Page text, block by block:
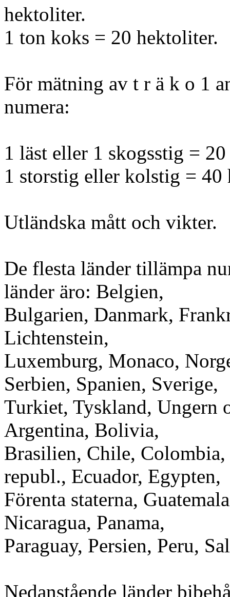
hektoliter.
1 ton koks = 20 hektoliter.
För mätning av t r ä k o 1
numera:
1 läst eller 1 skogsstig =
1 storstig eller kolstig = 40
Utländska mått och vikter.
De flesta länder tillämpa
länder äro: Belgien,
Bulgarien, Danmark,
Lichtenstein,
Luxemburg, Monaco,
Serbien, Spanien, Sverige,
Turkiet, Tyskland, Ungern
Argentina, Bolivia,
Brasilien, Chile,
republ., Ecuador, Egypten,
Förenta staterna,
Nicaragua, Panama,
Paraguay, Persien, Peru,
Nedanstående länder